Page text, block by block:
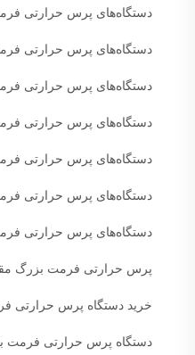
دستگاه‌های پرس حرارتی
دستگاه‌های پرس حرارتی
دستگاه‌های پرس حرارتی
دستگاه‌های پرس حرارتی
دستگاه‌های پرس حرارتی
دستگاه‌های پرس حرارتی
دستگاه‌های پرس حرارتی
پرس حرارتی فرمت بزرگ
خرید دستگاه پرس حرارتی
دستگاه پرس حرارتی فرمت